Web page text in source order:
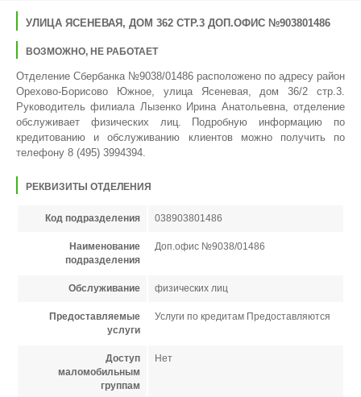
УЛИЦА ЯСЕНЕВАЯ, ДОМ 362 СТР.3 ДОП.ОФИС №903801486
ВОЗМОЖНО, НЕ РАБОТАЕТ
Отделение Сбербанка №9038/01486 расположено по адресу район
Орехово-Борисово Южное, улица Ясеневая, дом 36/2 стр.3.
Руководитель филиала Лызенко Ирина Анатольевна, отделение
обслуживает физических лиц. Подробную информацию по
кредитованию и обслуживанию клиентов можно получить по
телефону 8 (495) 3994394.
РЕКВИЗИТЫ ОТДЕЛЕНИЯ
Код подразделения 038903801486
Наименование
подразделения
Доп.офис №9038/01486
Обслуживание физических лиц
Предоставляемые
услуги
Услуги по кредитам Предоставляются
Доступ
маломобильным
группам
Нет